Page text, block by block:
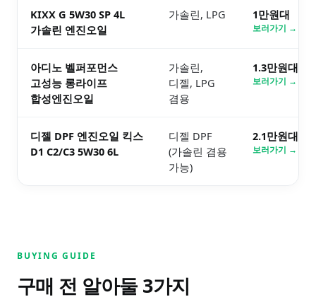
KIXX G 5W30 SP 4L
가솔린 엔진오일
가솔린, LPG 1만원대
보러가기 →
아디노 벨퍼포먼스
고성능 롱라이프
합성엔진오일
가솔린,
디젤, LPG
겸용
1.3만원대
보러가기 →
디젤 DPF 엔진오일 킥스
D1 C2/C3 5W30 6L
디젤 DPF
(가솔린 겸용
가능)
2.1만원대
보러가기 →
BUYING GUIDE
구매 전 알아둘 3가지